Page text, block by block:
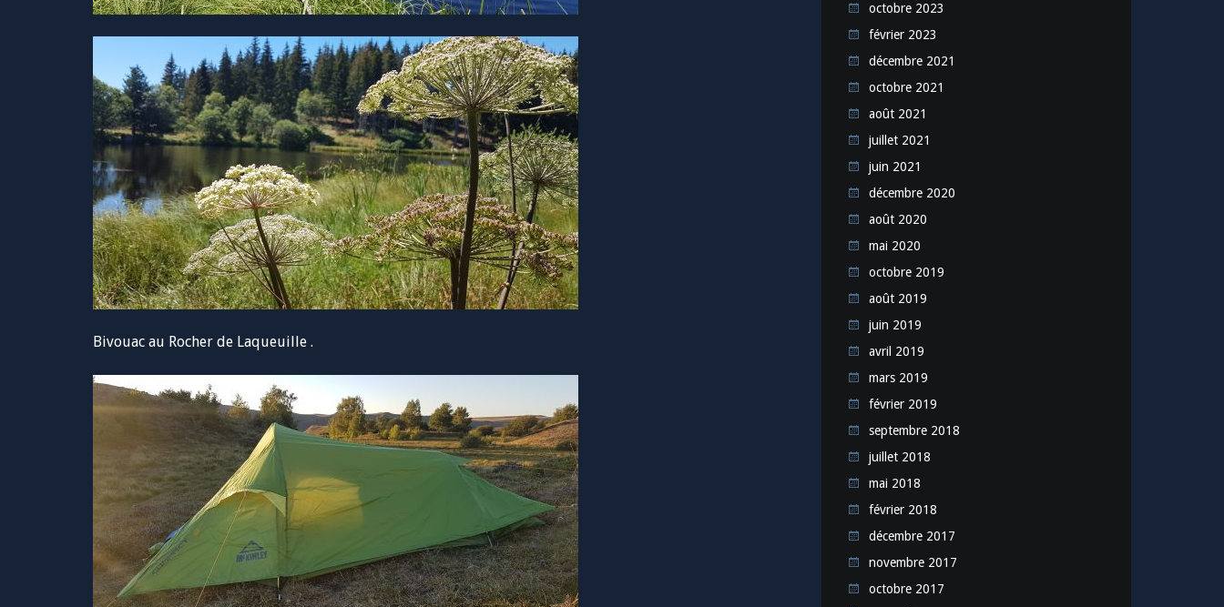
Bivouac au Rocher de Laqueuille .
octobre 2023
février 2023
décembre 2021
octobre 2021
août 2021
juillet 2021
juin 2021
décembre 2020
août 2020
mai 2020
octobre 2019
août 2019
juin 2019
avril 2019
mars 2019
février 2019
septembre 2018
juillet 2018
mai 2018
février 2018
décembre 2017
novembre 2017
octobre 2017